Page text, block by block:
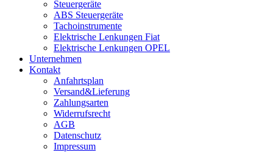
Steuergeräte
ABS Steuergeräte
Tachoinstrumente
Elektrische Lenkungen Fiat
Elektrische Lenkungen OPEL
Unternehmen
Kontakt
Anfahrtsplan
Versand&Lieferung
Zahlungsarten
Widerrufsrecht
AGB
Datenschutz
Impressum